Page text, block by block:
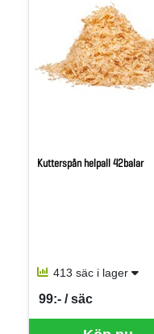
Kutterspån helpall 42balar
413 säc i lager
99:- / säc
SEK per SÄC